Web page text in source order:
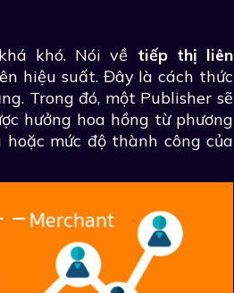
khó. Nói về tiếp thị liên
hiệu suất. Đây là cách thức
Trong đó, một Publisher sẽ
hưởng hoa hồng từ phương
mức độ thành công của